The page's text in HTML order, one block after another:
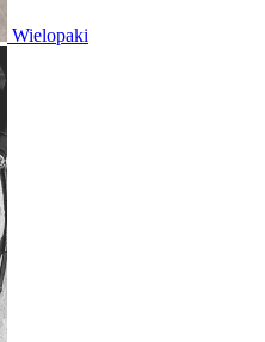
Wielopaki